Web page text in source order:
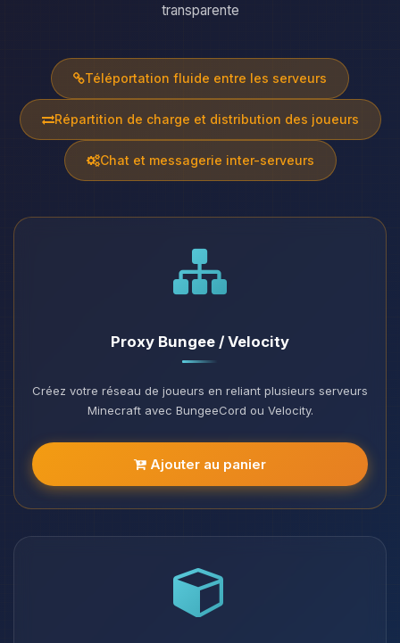
transparente
Téléportation fluide entre les serveurs
Répartition de charge et distribution des joueurs
Chat et messagerie inter-serveurs
Proxy Bungee / Velocity
Créez votre réseau de joueurs en reliant plusieurs serveurs
Minecraft avec BungeeCord ou Velocity.
Ajouter au panier